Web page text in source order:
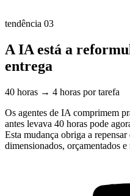
tendência 03
A IA está a
entrega
40 horas → 4 horas por tarefa
Os agentes de IA comprimem
antes levava 40 horas pode
Esta mudança obriga a
dimensionados, orçamentados e